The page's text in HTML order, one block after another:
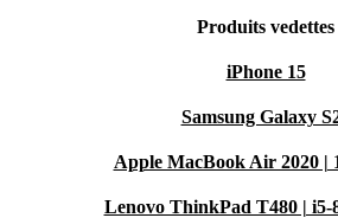
Produits vedettes
iPhone 15
Samsung Galaxy
Apple MacBook Air 2020 |
Lenovo ThinkPad T480 | i5-